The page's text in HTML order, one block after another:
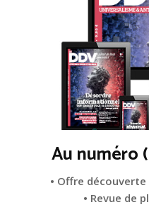
Au numéro
• Offre
• Revue de